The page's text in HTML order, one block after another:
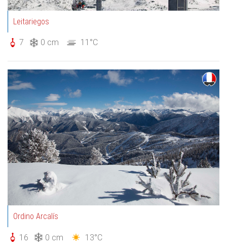
Leitariegos
7 0 cm 11°C
Ordino Arcalís
16 0 cm 13°C